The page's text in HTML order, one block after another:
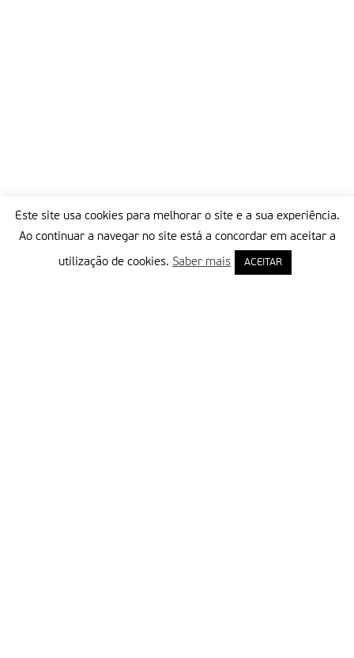
Este site usa cookies para melhorar o site e a sua experiência.
Ao continuar a navegar no site está a concordar em aceitar a
utilização de cookies. Saber mais ACEITAR